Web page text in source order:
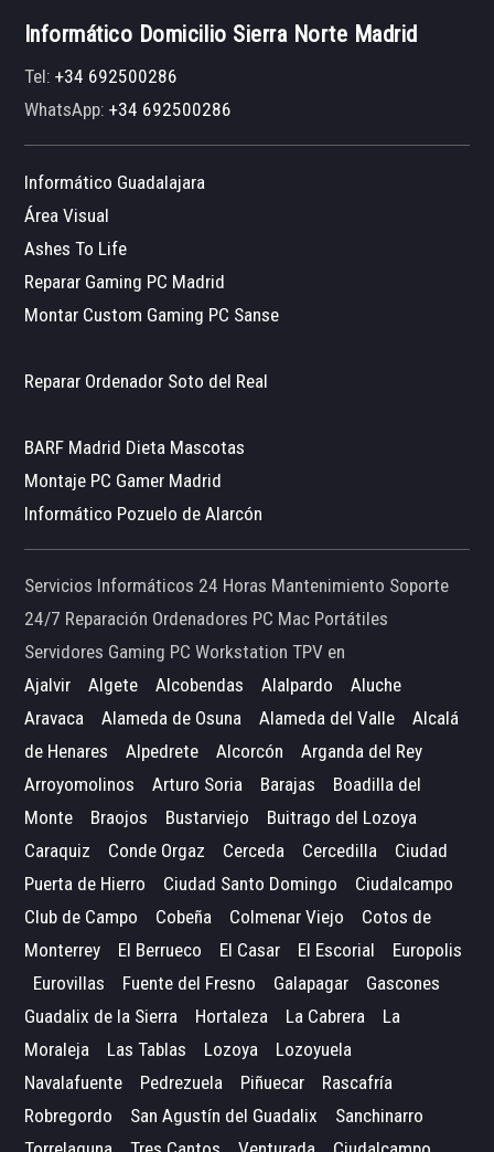
Informático Domicilio Sierra Norte Madrid
Tel:+34 692500286
WhatsApp:+34 692500286
Informático Guadalajara
Área Visual
Ashes To Life
Reparar Gaming PC Madrid
Montar Custom Gaming PC Sanse
Reparar Ordenador Soto del Real
BARF Madrid Dieta Mascotas
Montaje PC Gamer Madrid
Informático Pozuelo de Alarcón
Servicios Informáticos 24 Horas Mantenimiento Soporte
24/7 Reparación Ordenadores PC Mac Portátiles
Servidores Gaming PC Workstation TPV en
Ajalvir
Algete Alcobendas Alalpardo
Aluche
Aravaca
Alameda de Osuna Alameda del Valle
Alcalá
de Henares
Alpedrete Alcorcón
Arganda del Rey
Arroyomolinos
Arturo Soria Barajas
Boadilla del
Monte
Braojos Bustarviejo
Buitrago del Lozoya
Caraquiz
Conde Orgaz Cerceda Cercedilla
Ciudad
Puerta de Hierro
Ciudad Santo Domingo
Ciudalcampo
Club de Campo
Cobeña Colmenar Viejo
Cotos de
Monterrey
El Berrueco El Casar El Escorial
Europolis
Eurovillas
Fuente del Fresno Galapagar
Gascones
Guadalix de la Sierra
Hortaleza La Cabrera
La
Moraleja
Las Tablas Lozoya
Lozoyuela
Navalafuente
Pedrezuela Piñuecar
Rascafría
Robregordo
San Agustín del Guadalix
Sanchinarro